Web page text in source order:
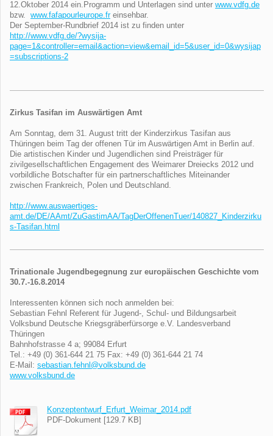
12.Oktober 2014 ein.Programm und Unterlagen sind unter www.vdfg.de
bzw. www.fafapourleurope.freinsehbar.
Der September-Rundbrief 2014 ist zu finden unter
http://www.vdfg.de/?wysija-
page=1&controller=email&action=view&email_id=5&user_id=0&wysijap
=subscriptions-2
Zirkus Tasifan im Auswärtigen Amt
Am Sonntag, dem 31. August tritt der Kinderzirkus Tasifan aus
Thüringen beim Tag der offenen Tür im Auswärtigen Amt in Berlin auf.
Die artistischen Kinder und Jugendlichen sind Preisträger für
zivilgesellschaftlichen Engagement des Weimarer Dreiecks 2012 und
vorbildliche Botschafter für ein partnerschaftliches Miteinander
zwischen Frankreich, Polen und Deutschland.
http://www.auswaertiges-
amt.de/DE/AAmt/ZuGastimAA/TagDerOffenenTuer/140827_Kinderzirku
s-Tasifan.html
Trinationale Jugendbegegnung zur europäischen Geschichte vom
30.7.-16.8.2014
Interessenten können sich noch anmelden bei:
Sebastian Fehnl Referent für Jugend-, Schul- und Bildungsarbeit
Volksbund Deutsche Kriegsgräberfürsorge e.V. Landesverband
Thüringen
Bahnhofstrasse 4 a; 99084 Erfurt
Tel.: +49 (0) 361-644 21 75 Fax: +49 (0) 361-644 21 74
E-Mail: sebastian.fehnl@volksbund.de
www.volksbund.de
Konzeptentwurf_Erfurt_Weimar_2014.pdf
PDF-Dokument [129.7 KB]